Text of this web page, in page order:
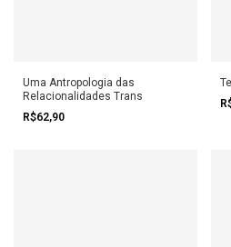
Uma Antropologia das
Relacionalidades Trans
R$62,90